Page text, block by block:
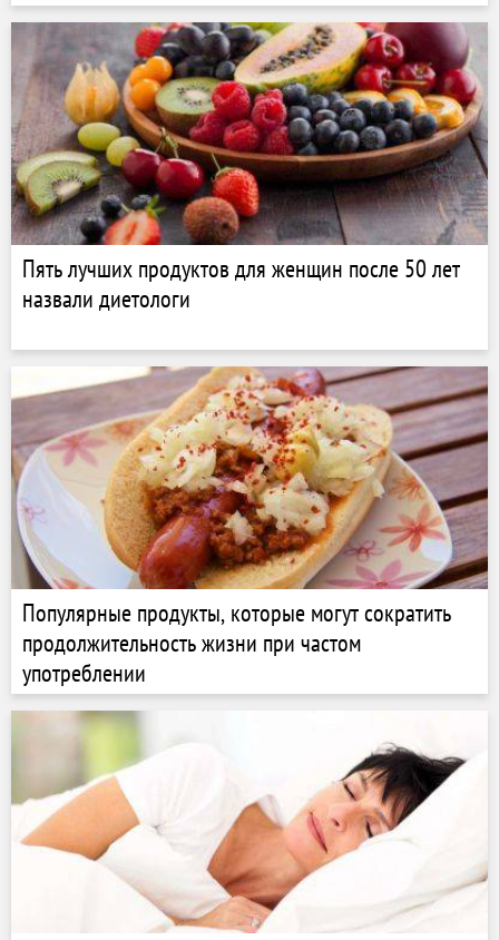
Пять лучших продуктов для женщин после 50 лет
назвали диетологи
Популярные продукты, которые могут сократить
продолжительность жизни при частом
употреблении